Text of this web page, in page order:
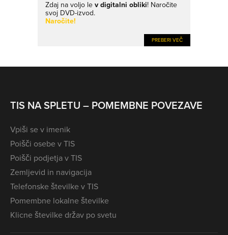
Zdaj na voljo lev digitalni obliki! Naročite
svoj DVD-izvod.
Naročite!
PREBERI VEČ
TIS NA SPLETU – POMEMBNE POVEZAVE
Vpiši se v imenik
Poišči osebe v TIS
Poišči podjetja v TIS
Zemljevid in navigacija
Telefonske številke v TIS
Pomembne lokalne številke
Klicne številke držav po svetu